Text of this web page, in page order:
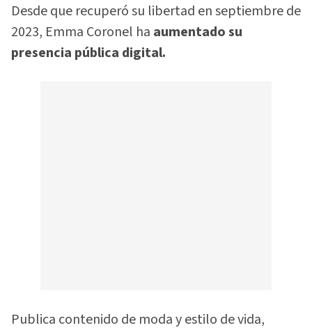
Desde que recuperó su libertad en septiembre de
2023, Emma Coronel ha aumentado su
presencia pública digital.
Publica contenido de moda y estilo de vida,